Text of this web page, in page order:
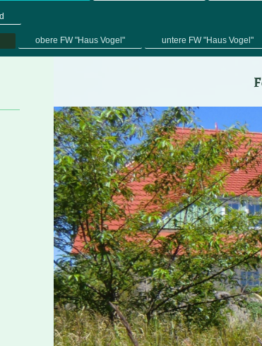
obere FW "Haus Vogel" untere FW "Haus Vogel"